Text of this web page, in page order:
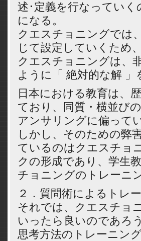
述･定義を行なってい
になる。
クエスチョニングでは
じて設定していくため
クエスチョニングは、
ように「 絶対的な解 」
日本における教育は、
ており、同質・横並び
アンサリングに偏って
しかし、そのための弊
ているのはクエスチョ
クの形成であり、学生
チョニングのトレーニ
２．質問術によるトレ
それでは、クエスチョ
いったら良いのであろ
思考方法のトレーニン